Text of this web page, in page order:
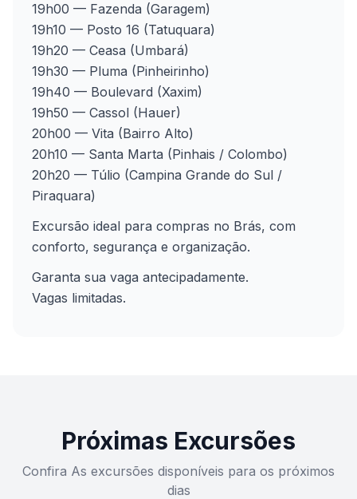
19h00 — Fazenda (Garagem)
19h10 — Posto 16 (Tatuquara)
19h20 — Ceasa (Umbará)
19h30 — Pluma (Pinheirinho)
19h40 — Boulevard (Xaxim)
19h50 — Cassol (Hauer)
20h00 — Vita (Bairro Alto)
20h10 — Santa Marta (Pinhais / Colombo)
20h20 — Túlio (Campina Grande do Sul /
Piraquara)
Excursão ideal para compras no Brás, com
conforto, segurança e organização.
Garanta sua vaga antecipadamente.
Vagas limitadas.
Próximas Excursões
Confira As excursões disponíveis para os próximos
dias